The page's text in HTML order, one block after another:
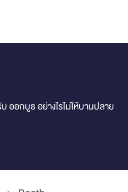
ออกบูธ อย่างไรไม่ให้บานปลาย